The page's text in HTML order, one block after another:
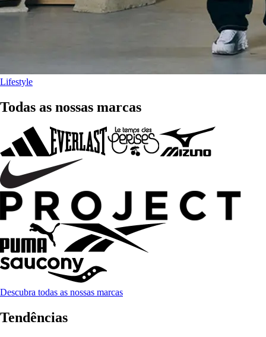
Lifestyle
Todas as nossas marcas
Descubra todas as nossas marcas
Tendências